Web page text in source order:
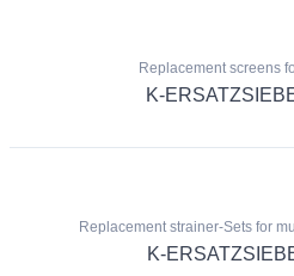
Replacement screens
K-
Replacement strainer-Sets for
K-